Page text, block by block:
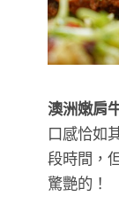
澳洲嫩肩
口感恰如
段時間，
驚艷的！